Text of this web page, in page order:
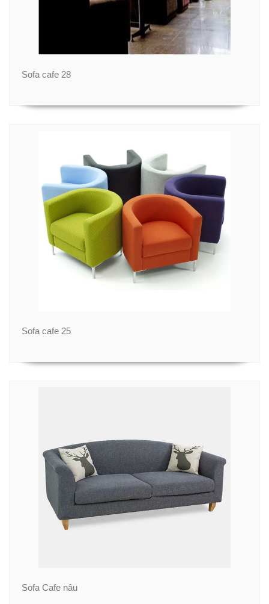
Sofa cafe 28
Sofa cafe 25
Sofa Cafe nâu